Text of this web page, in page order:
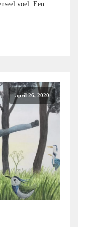
voel. Een
april 26, 2020